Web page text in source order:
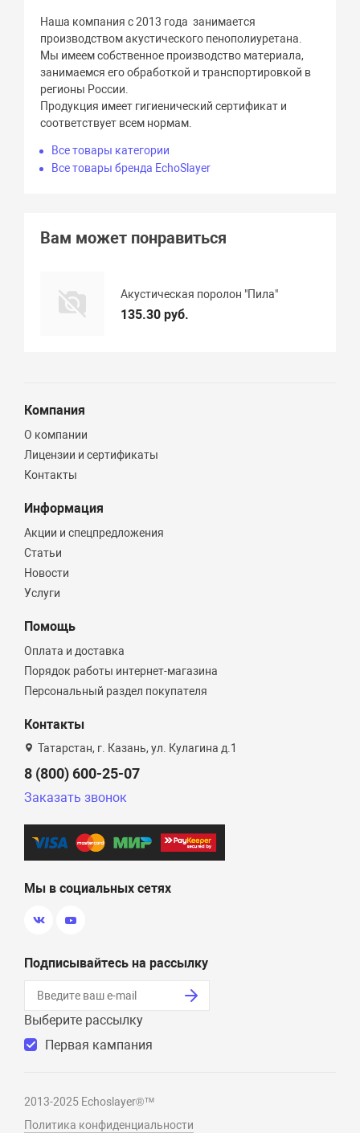
Наша компания с 2013 года занимается
производством акустического пенополиуретана.
Мы имеем собственное производство материала,
занимаемся его обработкой и транспортировкой в
регионы России.
Продукция имеет гигиенический сертификат и
соответствует всем нормам.
Все товары категории
Все товары бренда EchoSlayer
Вам может понравиться
Акустическая поролон "Пила"
135.30 руб.
Компания
О компании
Лицензии и сертификаты
Контакты
Информация
Акции и спецпредложения
Статьи
Новости
Услуги
Помощь
Оплата и доставка
Порядок работы интернет-магазина
Персональный раздел покупателя
Контакты
Татарстан, г. Казань, ул. Кулагина д.1
8 (800) 600-25-07
Заказать звонок
Мы в социальных сетях
Подписывайтесь на рассылку
Выберите рассылку
Первая кампания
2013-2025 Echoslayer®™
Политика конфиденциальности